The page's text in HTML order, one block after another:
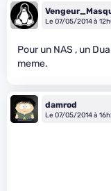
Le 07/05/2014 à
Pour un NAS , un
meme.
damrod
Le 07/05/2014 à